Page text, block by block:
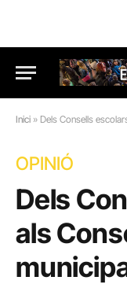
Inici » Dels Consells
OPINIÓ
Dels
als